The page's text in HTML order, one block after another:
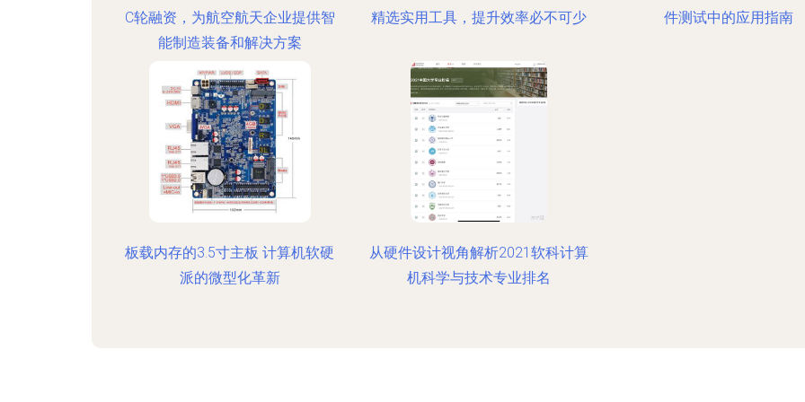
C轮融资，为航空航天企业提供智
能制造装备和解决方案
精选实用工具，提升效率必不可少
件测试中的应用指南
板载内存的3.5寸主板 计算机软硬
派的微型化革新
从硬件设计视角解析2021软科计算
机科学与技术专业排名